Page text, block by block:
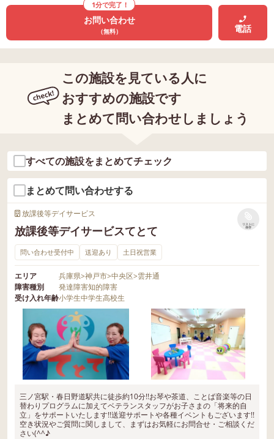
1分で完了！
お問い合わせ
（無料） 電話
この施設を見ている人に
おすすめの施設です
まとめて問い合わせしましょう
すべての施設をまとめてチェック
まとめて問い合わせする
放課後等デイサービス
放課後等デイサービスてとて
リストに
保存
問い合わせ受付中 送迎あり 土日祝営業
エリア 兵庫県>神戸市>中央区>雲井通
障害種別
発達障害知的障害
受け入れ年齢小学生中学生高校生
三ノ宮駅・春日野道駅共に徒歩約10分!!お琴や茶道、ことば音楽等の日
替わりプログラムに加えてベテランスタッフがお子さまの「将来的自
立」をサポートいたします!!送迎サポートや各種イベントもございます!!
空き状況やご質問に関しまして、まずはお気軽にお問合せ・ご相談くだ
さい(^^♪